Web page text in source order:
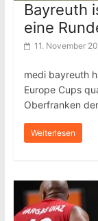
Bayreuth
eine
11. November
medi bayreuth
Europe Cups
Oberfranken
Weiterlesen